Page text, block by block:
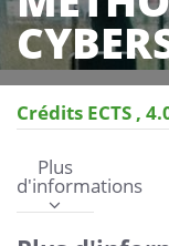
Crédits ECTS
Plus
d'informations